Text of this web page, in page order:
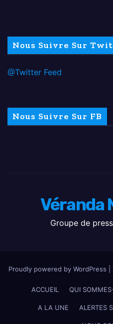
Nous Suivre Sur
@Twitter Feed
Nous Suivre Sur FB
Véranda
Groupe de
Proudly powered by WordPress
ACCUEIL QUI
A LA UNE ALERTES